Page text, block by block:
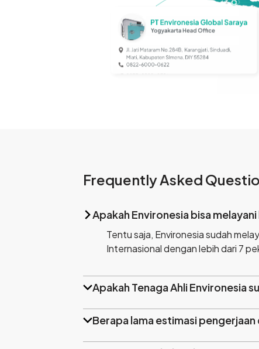
Frequently Asked
Tentu saja, Environesia sudah
Internasional dengan lebih dari 7
Apakah Tenaga Ahli Environesia
Berapa lama estimasi